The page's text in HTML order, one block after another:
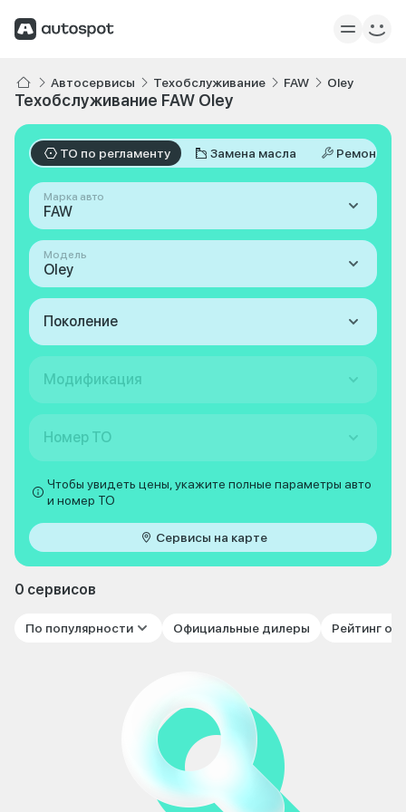
Автосервисы Техобслуживание FAW Oley
Техобслуживание FAW Oley
ТО по регламенту Замена масла Ремонт
Марка авто
FAW
Модель
Oley
Поколение
Модификация
Номер ТО
Чтобы увидеть цены, укажите полные параметры авто
и номер ТО
Сервисы на карте
0 сервисов
По популярности Официальные дилеры Рейтинг